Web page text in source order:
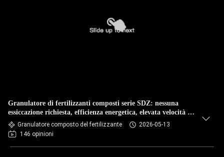
Granulatore di fertilizzanti composti serie SDZ: nessuna
essiccazione richiesta, efficienza energetica, elevata velocità di
granulazione
Granulatore composto del fertilizzante
2026-05-13
146 opinioni